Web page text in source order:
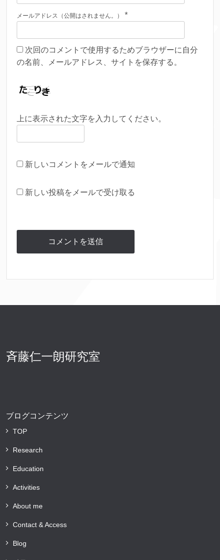
メールアドレス（公開はされません。） *
次回のコメントで使用するためブラウザーに自分
の名前、メールアドレス、サイトを保存する。
上に表示された文字を入力してください。
新しいコメントをメールで通知
新しい投稿をメールで受け取る
斉藤仁一朗研究室
ブログコンテンツ
TOP
Research
Education
Activities
About me
Contact & Access
Blog